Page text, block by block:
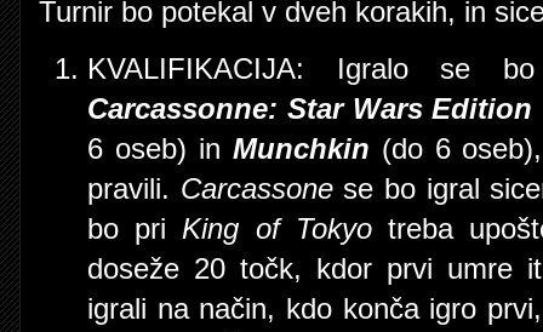
Turnir bo potekal v dveh korakih, in
KVALIFIKACIJA: Igralo se
Carcassonne: Star Wars Edition
6 oseb) in Munchkin (do 6
pravili. Carcassonese bo igral
bo pri King of Tokyotreba
doseže 20 točk, kdor prvi umre
igrali na način, kdo konča igro